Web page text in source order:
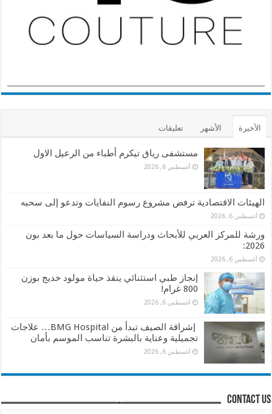
الأخيرة الأشهر تعليقات
مستشفى رياق تيكرم أطباء من الرعيل الاول
أغسطس 6, 2026
الهيئات الاقتصادية ترفض مشروع رسوم النفايات وتدعو إلى سحبه
أغسطس 6, 2026
ورشة للمركز العربي للأبحاث ودراسة السياسات حول ما بعد بون
2026:
أغسطس 6, 2026
إنجاز طبي استثنائي ينقذ حياة مولود خديج بوزن
800 غرام!
أغسطس 6, 2026
إشراقة الصيف تبدأ من BMG Hospital… علاجات
تجميلية وعناية بالبشرة تناسب الموسم بأمان
أغسطس 6, 2026
contact us